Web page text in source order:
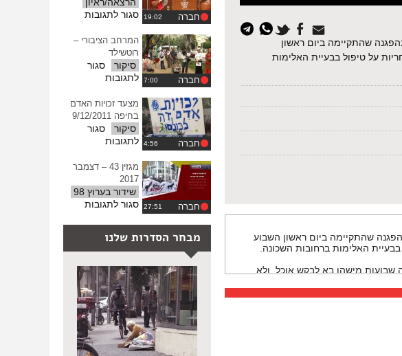
שהתקיימה ביום ראשון
על טיפול בבעיית האלימות
שהתקיימה ביום ראשון השבוע
האלימות ברחובות השכונה.
שבועות מישהו בא לבקש אוכל, ולא
בחיינו
חברה
סגור לתגובותעל
מזרחית
חברה
המרחב הציבורי –
רוטשילד
סיקור
סגור
לתגובותעל
הציבורי
–
רוטשילד
חברה
מצעד זכויות האדם
בחיפה 9/12/2011
סיקור
סגור
לתגובותעל
זכויות
בחיפה
9/12/2011
חברה
מגזין 43 – דצמבר
2017
שידור בערוץ 98
סגור לתגובותעל
43
דצמבר
2017
מבחר הסדרות שלנו